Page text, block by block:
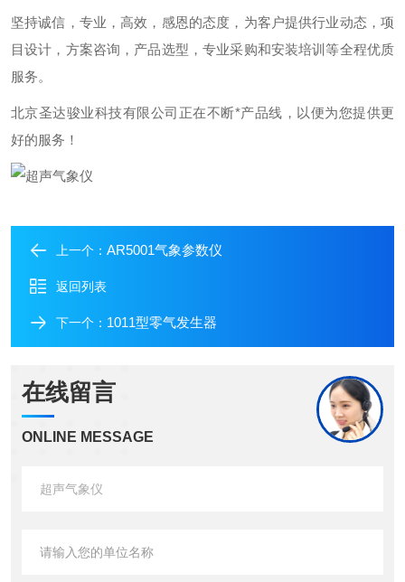
坚持诚信，专业，高效，感恩的态度，为客户提供行业动态，项
目设计，方案咨询，产品选型，专业采购和安装培训等全程优质
服务。
北京圣达骏业科技有限公司正在不断*产品线，以便为您提供更
好的服务！
上一个： AR5001气象参数仪
返回列表
下一个： 1011型零气发生器
在线留言
ONLINE MESSAGE